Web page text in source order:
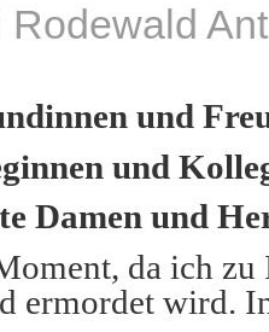
Rodewald
und
und
Damen und
da ich zu
ermordet wird.